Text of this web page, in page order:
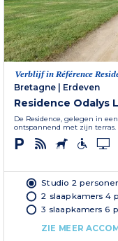
Verblijf in Référence
Bretagne | Erdeven
Residence Odalys
De Residence, gelegen in
ontspannend met zijn terras.
Studio 2
2 slaapkamers 4
3 slaapkamers 6
ZIE MEER